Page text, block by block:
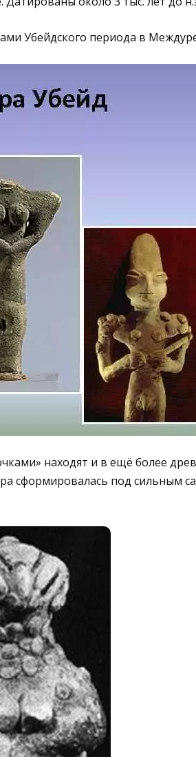
Убейдского периода в
находят и в ещё более
сформировалась под сильным